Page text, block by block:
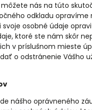
nás na túto
odkladu opravíme
osobné údaje
ktoré ste nám skôr
v príslušnom mieste
o odstránenie Vášho
nášho oprávneného